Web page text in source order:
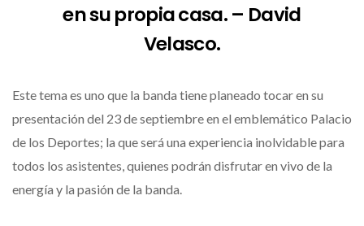
en su propia casa. – David
Velasco.
Este tema es uno que la banda tiene planeado tocar en su
presentación del 23 de septiembre en el emblemático Palacio
de los Deportes; la que será una experiencia inolvidable para
todos los asistentes, quienes podrán disfrutar en vivo de la
energía y la pasión de la banda.